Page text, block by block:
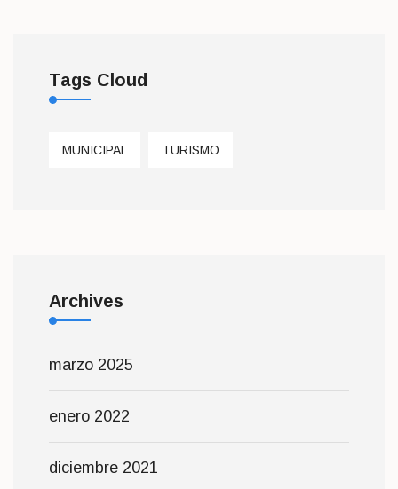
Tags Cloud
MUNICIPAL TURISMO
Archives
marzo 2025
enero 2022
diciembre 2021